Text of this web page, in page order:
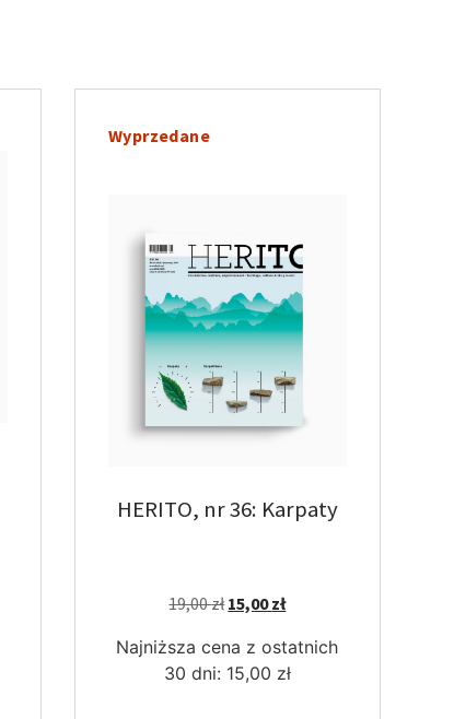
Wyprzedane
HERITO, nr 36: Karpaty
19,00zł15,00zł
Najniższa cena z ostatnich
30 dni: 15,00 zł